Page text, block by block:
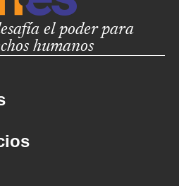
el poder para
humanos